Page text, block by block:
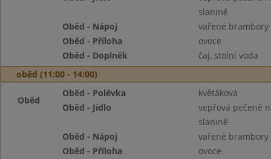
slanině
Oběd - Nápoj
vařené brambory
Oběd - Příloha
ovoce
Oběd - Doplněk
čaj, stolní voda
oběd (11:00 - 14:00)
Oběd
Oběd - Polévka
květáková
Oběd - Jídlo
vepřová pečeně
slanině
Oběd - Nápoj
vařené brambory
Oběd - Příloha
ovoce